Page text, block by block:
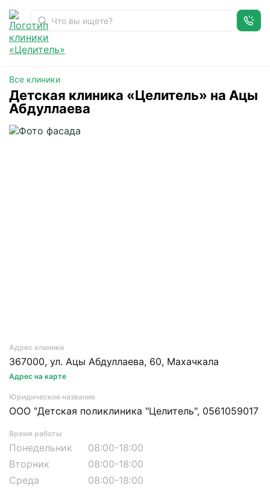
Все клиники
Детская клиника «Целитель» на Ацы
Абдуллаева
Адрес клиники
367000, ул. Ацы Абдуллаева, 60, Махачкала
Адрес на карте
Юридическое название
ООО "Детская поликлиника "Целитель", 0561059017
Время работы
Понедельник
08:00-18:00
Вторник
08:00-18:00
Среда
08:00-18:00